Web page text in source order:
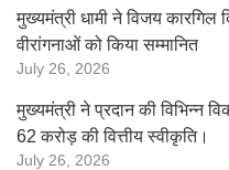
मुख्यमंत्री धामी ने विजय कारगिल
वीरांगनाओं को किया सम्मानित
July 26, 2026
मुख्यमंत्री ने प्रदान की विभिन्न
62 करोड़ की वित्तीय स्वीकृति।
July 26, 2026